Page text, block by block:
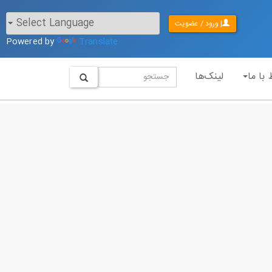
Powered by Translate
| ورود / عضویت
با ما لینک‌ها